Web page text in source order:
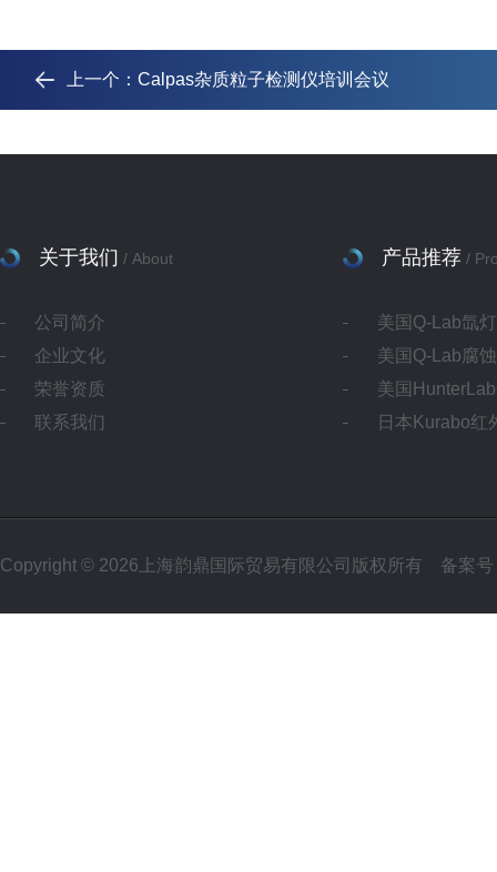
上一个： Calpas杂质粒子检测仪培训会议
关于我们 / About
公司简介
企业文化
荣誉资质
联系我们
产品推荐 /
美国Q-Lab氙
美国Q-Lab腐
美国
日本Kurabo红
Copyright © 2026上海韵鼎国际贸易有限公司版权所有 备案